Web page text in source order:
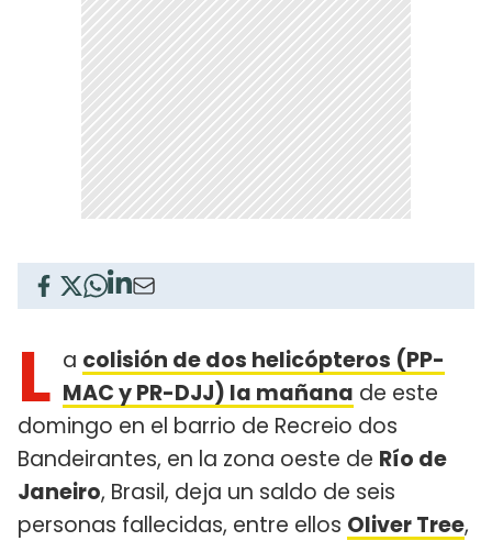
L a colisión de dos helicópteros (PP-
MAC y PR-DJJ) la mañana de este
domingo en el barrio de Recreio dos
Bandeirantes, en la zona oeste de Río de
Janeiro, Brasil, deja un saldo de seis
personas fallecidas, entre ellos Oliver Tree,